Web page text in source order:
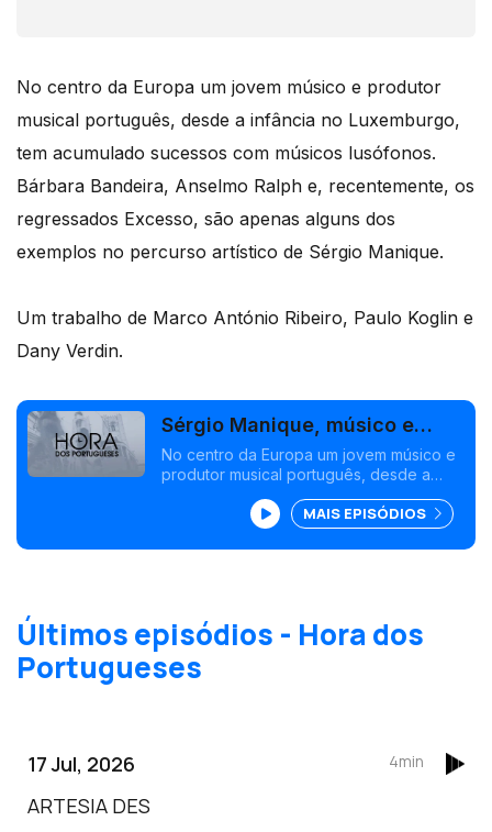
No centro da Europa um jovem músico e produtor
musical português, desde a infância no Luxemburgo,
tem acumulado sucessos com músicos lusófonos.
Bárbara Bandeira, Anselmo Ralph e, recentemente, os
regressados Excesso, são apenas alguns dos
exemplos no percurso artístico de Sérgio Manique.
Um trabalho de Marco António Ribeiro, Paulo Koglin e
Dany Verdin.
Sérgio Manique, músico e
produtor no Luxemburgo
No centro da Europa um jovem músico e
produtor musical português, desde a
sucessos com músicos lusófonos.
MAIS EPISÓDIOS
Últimos episódios - Hora dos
Portugueses
17 Jul, 2026
ARTESIA DES
4min